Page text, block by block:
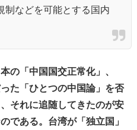
制などを可能とする国内
の「中国国交正常化」、
た「ひとつの中国論」を否
それに追随してきたのが安
である。台湾が「独立国」